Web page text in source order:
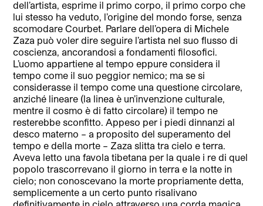
dell’artista, esprime il primo corpo, il primo corpo che
lui stesso ha veduto, l’origine del mondo forse, senza
scomodare Courbet. Parlare dell’opera di Michele
Zaza può voler dire seguire l’artista nel suo flusso di
coscienza, ancorandosi a fondamenti filosofici.
L’uomo appartiene al tempo eppure considera il
tempo come il suo peggior nemico; ma se si
considerasse il tempo come una questione circolare,
anziché lineare (la linea è un’invenzione culturale,
mentre il cosmo è di fatto circolare) il tempo ne
resterebbe sconfitto. Appeso per i piedi dinnanzi al
desco materno – a proposito del superamento del
tempo e della morte – Zaza slitta tra cielo e terra.
Aveva letto una favola tibetana per la quale i re di quel
popolo trascorrevano il giorno in terra e la notte in
cielo; non conoscevano la morte propriamente detta,
semplicemente a un certo punto risalivano